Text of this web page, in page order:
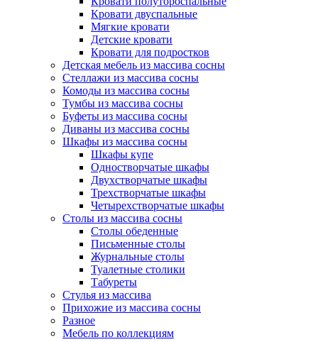
Кровати двуспальные
Мягкие кровати
Детские кровати
Кровати для подростков
Детская мебель из массива сосны
Стеллажи из массива сосны
Комоды из массива сосны
Тумбы из массива сосны
Буфеты из массива сосны
Диваны из массива сосны
Шкафы из массива сосны
Шкафы купе
Одностворчатые шкафы
Двухстворчатые шкафы
Трехстворчатые шкафы
Четырехстворчатые шкафы
Столы из массива сосны
Столы обеденные
Письменные столы
Журнальные столы
Туалетные столики
Табуреты
Стулья из массива
Прихожие из массива сосны
Разное
Мебель по коллекциям